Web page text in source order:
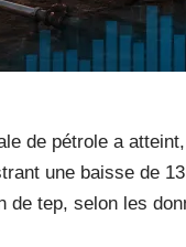
de pétrole a
une baisse de
de tep, selon les